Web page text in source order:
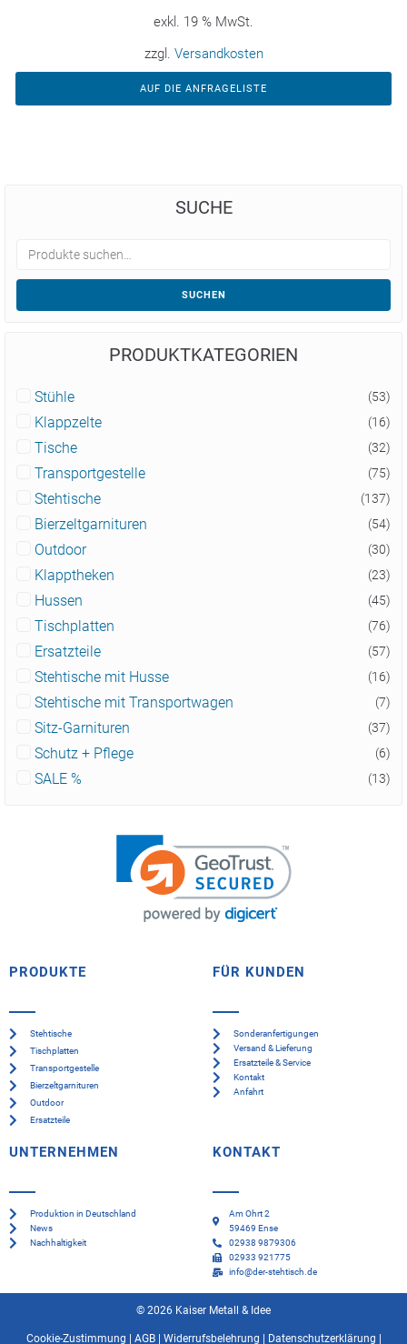
exkl. 19 % MwSt.
zzgl. Versandkosten
AUF DIE ANFRAGELISTE
SUCHE
SUCHEN
PRODUKTKATEGORIEN
Stühle (53)
Klappzelte (16)
Tische (32)
Transportgestelle (75)
Stehtische (137)
Bierzeltgarnituren (54)
Outdoor (30)
Klapptheken (23)
Hussen (45)
Tischplatten (76)
Ersatzteile (57)
Stehtische mit Husse (16)
Stehtische mit Transportwagen (7)
Sitz-Garnituren (37)
Schutz + Pflege (6)
SALE % (13)
PRODUKTE
Stehtische
Tischplatten
Transportgestelle
Bierzeltgarnituren
Outdoor
Ersatzteile
FÜR KUNDEN
Sonderanfertigungen
Versand & Lieferung
Ersatzteile & Service
Kontakt
Anfahrt
UNTERNEHMEN
Produktion in Deutschland
News
Nachhaltigkeit
KONTAKT
Am Ohrt 2
59469 Ense
02938 9879306
02933 921775
info@der-stehtisch.de
© 2026 Kaiser Metall & Idee
Cookie-Zustimmung AGB| Widerrufsbelehrung Datenschutzerklärung